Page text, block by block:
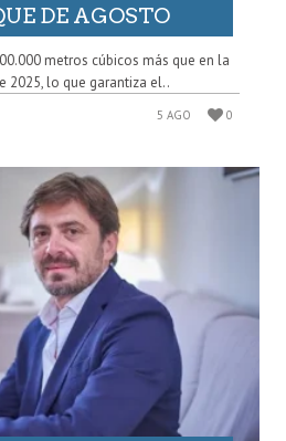
DE AGOSTO
metros cúbicos más que en la
2025, lo que garantiza el..
5 AGO 0